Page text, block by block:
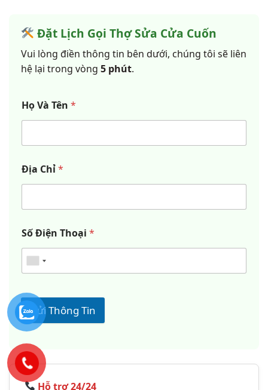
Đặt Lịch Gọi Thợ Sửa Cửa Cuốn
Vui lòng điền thông tin bên dưới, chúng tôi sẽ liên
hệ lại trong vòng 5 phút.
Họ Và Tên *
Địa Chỉ*
Số Điện Thoại *
Gửi Thông Tin
Hỗ trợ 24/24